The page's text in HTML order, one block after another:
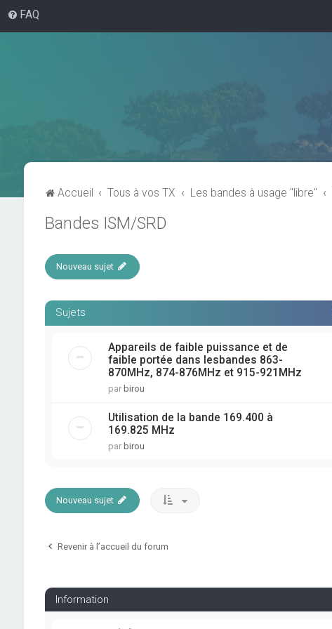
FAQ
Accueil Tous à vos TX Les bandes à usage "libre"
Bandes ISM/SRD
Nouveau sujet
Sujets
Appareils de faible puissance et de
faible portée dans lesbandes 863-
870MHz, 874-876MHz et 915-921MHz
par birou
Utilisation de la bande 169.400 à
169.825 MHz
par birou
Nouveau sujet
Revenir à l’accueil du forum
Information